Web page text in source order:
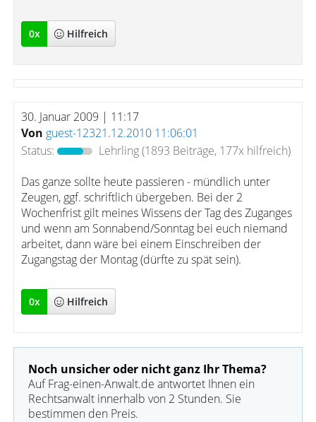
0x Hilfreich
30. Januar 2009 | 11:17
Von guest-12321.12.2010 11:06:01
Status:
Lehrling(1893 Beiträge, 177x hilfreich)
Das ganze sollte heute passieren - mündlich unter
Zeugen, ggf. schriftlich übergeben. Bei der 2
Wochenfrist gilt meines Wissens der Tag des Zuganges
und wenn am Sonnabend/Sonntag bei euch niemand
arbeitet, dann wäre bei einem Einschreiben der
Zugangstag der Montag (dürfte zu spät sein).
0x Hilfreich
Noch unsicher oder nicht ganz Ihr Thema?
Auf Frag-einen-Anwalt.de antwortet Ihnen ein
Rechtsanwalt innerhalb von 2 Stunden. Sie
bestimmen den Preis.